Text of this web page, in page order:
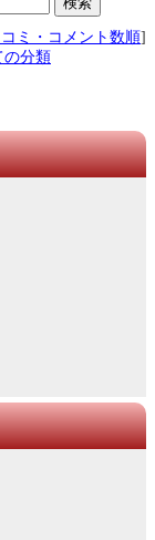
コミ・コメント数順]
の分類